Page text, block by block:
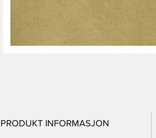
PRODUKT INFORMASJON